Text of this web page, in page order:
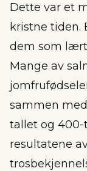
Dette var et
kristne tiden.
dem som
Mange av
sammen
tallet og 400-
resultatene